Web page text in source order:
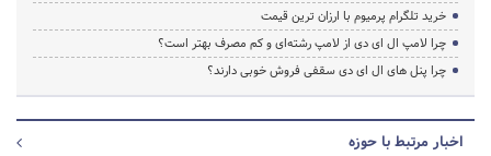
خرید تلگرام پرمیوم با ارزان ترین قیمت
چرا لامپ ال ای دی از لامپ رشته‌ای و کم مصرف بهتر است؟
چرا پنل های ال ای دی سقفی فروش خوبی دارند؟
اخبار مرتبط با حوزه